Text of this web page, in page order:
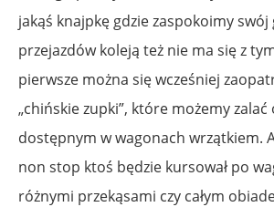
jakąś knajpkę gdzie zaspokoimy swój
przejazdów koleją też nie ma się z
pierwsze można się wcześniej
„chińskie zupki”, które możemy
dostępnym w wagonach wrzątkiem.
non stop ktoś będzie kursował po
różnymi przekąsami czy całym